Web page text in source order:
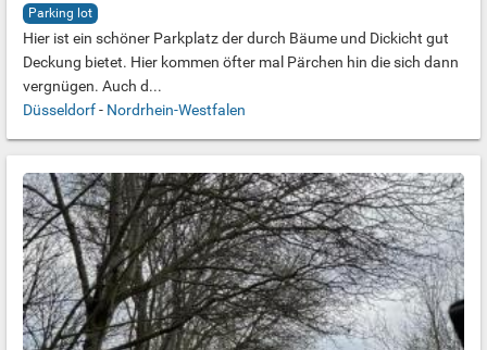
Parking lot
Hier ist ein schöner Parkplatz der durch Bäume und Dickicht gut
Deckung bietet. Hier kommen öfter mal Pärchen hin die sich dann
vergnügen. Auch d...
Düsseldorf- Nordrhein-Westfalen